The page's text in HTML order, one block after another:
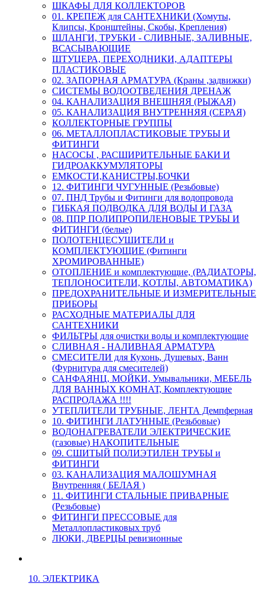
ШКАФЫ ДЛЯ КОЛЛЕКТОРОВ
01. КРЕПЕЖ для САНТЕХНИКИ (Хомуты,
Клипсы, Кронштейны, Скобы, Крепления)
ШЛАНГИ, ТРУБКИ - СЛИВНЫЕ, ЗАЛИВНЫЕ,
ВСАСЫВАЮЩИЕ
ШТУЦЕРА, ПЕРЕХОДНИКИ, АДАПТЕРЫ
ПЛАСТИКОВЫЕ
02. ЗАПОРНАЯ АРМАТУРА (Краны ,задвижки)
СИСТЕМЫ ВОДООТВЕДЕНИЯ ДРЕНАЖ
04. КАНАЛИЗАЦИЯ ВНЕШНЯЯ (РЫЖАЯ)
05. КАНАЛИЗАЦИЯ ВНУТРЕННЯЯ (СЕРАЯ)
КОЛЛЕКТОРНЫЕ ГРУППЫ
06. МЕТАЛЛОПЛАСТИКОВЫЕ ТРУБЫ И
ФИТИНГИ
НАСОСЫ , РАСШИРИТЕЛЬНЫЕ БАКИ И
ГИДРОАККУМУЛЯТОРЫ
ЕМКОСТИ,КАНИСТРЫ,БОЧКИ
12. ФИТИНГИ ЧУГУННЫЕ (Резьбовые)
07. ПНД Трубы и Фитинги для водопровода
ГИБКАЯ ПОДВОДКА ДЛЯ ВОДЫ И ГАЗА
08. ППР ПОЛИПРОПИЛЕНОВЫЕ ТРУБЫ И
ФИТИНГИ (белые)
ПОЛОТЕНЦЕСУШИТЕЛИ и
КОМПЛЕКТУЮЩИЕ (Фитинги
ХРОМИРОВАННЫЕ)
ОТОПЛЕНИЕ и комплектующие, (РАДИАТОРЫ,
ТЕПЛОНОСИТЕЛИ, КОТЛЫ, АВТОМАТИКА)
ПРЕДОХРАНИТЕЛЬНЫЕ И ИЗМЕРИТЕЛЬНЫЕ
ПРИБОРЫ
РАСХОДНЫЕ МАТЕРИАЛЫ ДЛЯ
САНТЕХНИКИ
ФИЛЬТРЫ для очистки воды и комплектующие
СЛИВНАЯ - НАЛИВНАЯ АРМАТУРА
СМЕСИТЕЛИ для Кухонь, Душевых, Ванн
(Фурнитура для смесителей)
САНФАЯНЦ, МОЙКИ, Умывальники, МЕБЕЛЬ
ДЛЯ ВАННЫХ КОМНАТ, Комплектующие
РАСПРОДАЖА !!!!
УТЕПЛИТЕЛИ ТРУБНЫЕ, ЛЕНТА Демпферная
10. ФИТИНГИ ЛАТУННЫЕ (Резьбовые)
ВОДОНАГРЕВАТЕЛИ ЭЛЕКТРИЧЕСКИЕ
(газовые) НАКОПИТЕЛЬНЫЕ
09. СШИТЫЙ ПОЛИЭТИЛЕН ТРУБЫ и
ФИТИНГИ
03. КАНАЛИЗАЦИЯ МАЛОШУМНАЯ
Внутренняя ( БЕЛАЯ )
11. ФИТИНГИ СТАЛЬНЫЕ ПРИВАРНЫЕ
(Резьбовые)
ФИТИНГИ ПРЕССОВЫЕ для
Металлопластиковых труб
ЛЮКИ, ДВЕРЦЫ ревизионные
10. ЭЛЕКТРИКА